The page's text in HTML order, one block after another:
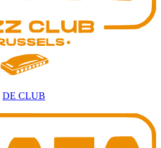
DE CLUB